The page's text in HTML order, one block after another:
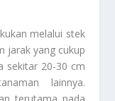
melalui stek
jarak yang cukup
sekitar 20-30 cm
lainnya.